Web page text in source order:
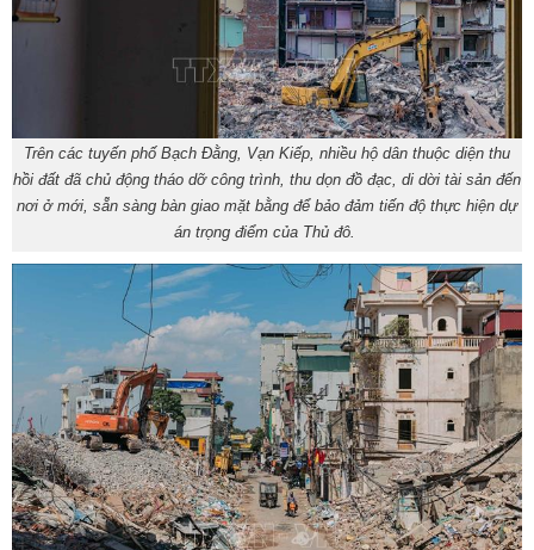
Trên các tuyến phố Bạch Đằng, Vạn Kiếp, nhiều hộ dân thuộc diện thu
hồi đất đã chủ động tháo dỡ công trình, thu dọn đồ đạc, di dời tài sản đến
nơi ở mới, sẵn sàng bàn giao mặt bằng để bảo đảm tiến độ thực hiện dự
án trọng điểm của Thủ đô.